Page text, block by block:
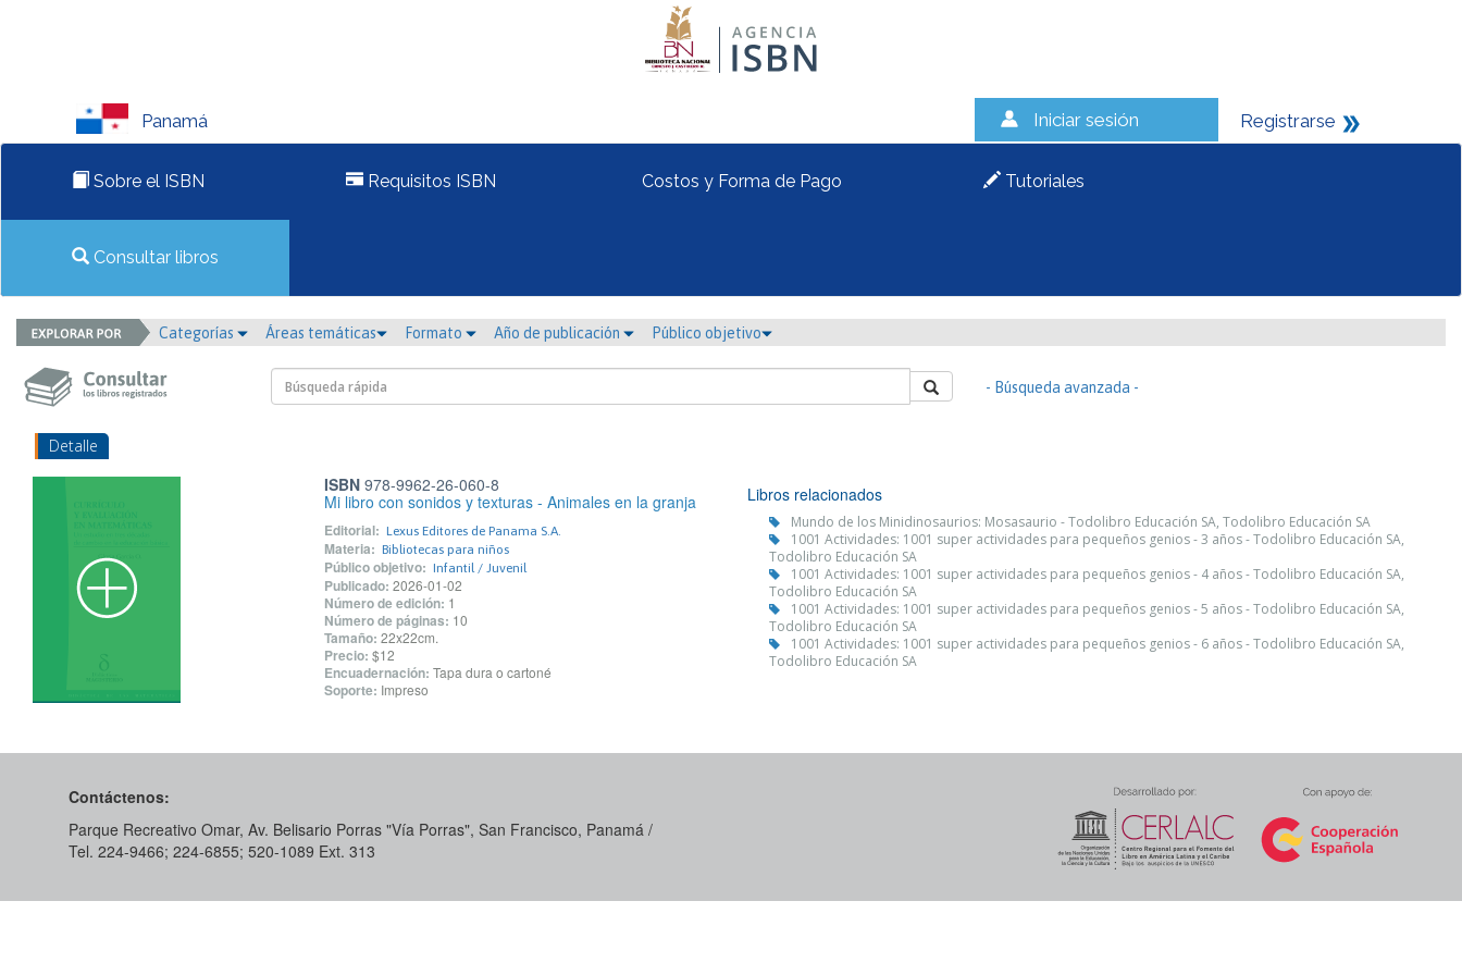
Panamá Iniciar sesión Registrarse
Sobre el ISBN Requisitos ISBN Costos y Forma de Pago Tutoriales
Consultar libros
Categorías Áreas temáticas Formato Año de publicación Público objetivo
- Búsqueda avanzada -
Detalle
ISBN978-9962-26-060-8
Mi libro con sonidos y texturas - Animales en la granja
Editorial: Lexus Editores de Panama S.A.
Materia: Bibliotecas para niños
Público objetivo: Infantil / Juvenil
Publicado: 2026-01-02
Número de edición: 1
Número de páginas: 10
Tamaño: 22x22cm.
Precio: $12
Encuadernación: Tapa dura o cartoné
Soporte: Impreso
Libros relacionados
Mundo de los Minidinosaurios: Mosasaurio - Todolibro Educación SA, Todolibro Educación SA
1001 Actividades: 1001 super actividades para pequeños genios - 3 años - Todolibro Educación SA,
Todolibro Educación SA
1001 Actividades: 1001 super actividades para pequeños genios - 4 años - Todolibro Educación SA,
Todolibro Educación SA
1001 Actividades: 1001 super actividades para pequeños genios - 5 años - Todolibro Educación SA,
Todolibro Educación SA
1001 Actividades: 1001 super actividades para pequeños genios - 6 años - Todolibro Educación SA,
Todolibro Educación SA
Contáctenos:
Parque Recreativo Omar, Av. Belisario Porras "Vía Porras", San Francisco, Panamá /
Tel. 224-9466; 224-6855; 520-1089​ Ext. 313